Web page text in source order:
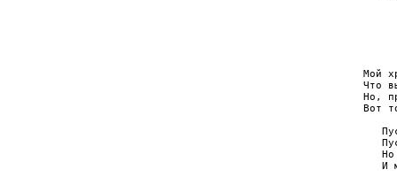
Мой
Что
Но,
Вот
И